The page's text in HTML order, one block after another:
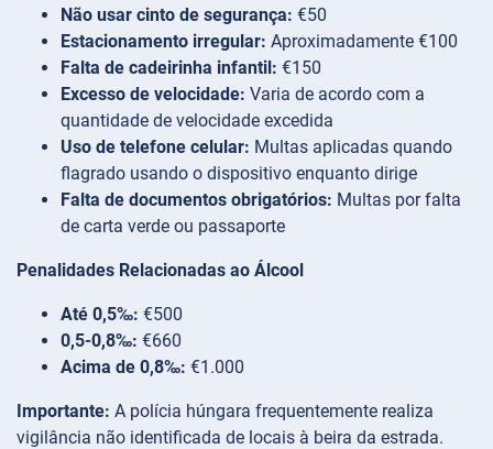
Não usar cinto de segurança: €50
Estacionamento irregular: Aproximadamente €100
Falta de cadeirinha infantil: €150
Excesso de velocidade: Varia de acordo com a
quantidade de velocidade excedida
Uso de telefone celular: Multas aplicadas quando
flagrado usando o dispositivo enquanto dirige
Falta de documentos obrigatórios: Multas por falta
de carta verde ou passaporte
Penalidades Relacionadas ao Álcool
Até 0,5‰: €500
0,5-0,8‰: €660
Acima de 0,8‰: €1.000
Importante: A polícia húngara frequentemente realiza
vigilância não identificada de locais à beira da estrada.